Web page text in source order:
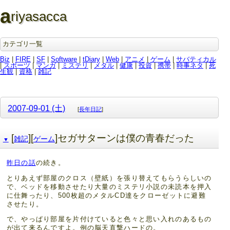
ariyasacca
カテゴリ一覧
Biz
FIRE SF Software tDiary Web アニメ ゲーム
サバティカル
スポーツ | マンガ| ミステリ メタル 健康 投資 携帯 | 時事ネタ
死
生観
資格| 雑記
2007-09-01 (土) [長年日記]
▼ [雑記][ゲーム]セガサターンは僕の青春だった
昨日の話の続き。
とりあえず部屋のクロス（壁紙）を張り替えてもらうらしいの
で、ベッドを移動させたり大量のミステリ小説の未読本を押入
に仕舞ったり、500枚超のメタルCD達をクローゼットに避難
させたり。
で、やっぱり部屋を片付けていると色々と思い入れのあるもの
が出て来るんですよ。例の脳天直撃ハードの。